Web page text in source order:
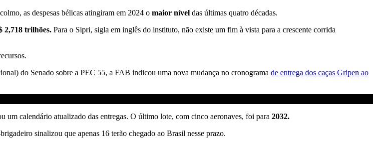
as despesas bélicas atingiram em 2024 o maior nível das últimas quatro décadas.
2,718 trilhões. Para o Sipri, sigla em inglês do instituto, não existe um fim à vista para a crescente corrida
do Senado sobre a PEC 55, a FAB indicou uma nova mudança no cronograma de entrega dos caças Gripen ao
calendário atualizado das entregas. O último lote, com cinco aeronaves, foi para 2032.
sinalizou que apenas 16 terão chegado ao Brasil nesse prazo.